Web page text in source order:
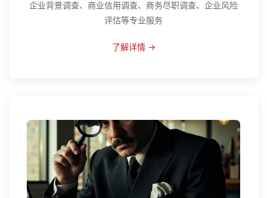
企业背景调查、商业信用调查、商务尽职调查、企业风险
评估等专业服务
了解详情 →